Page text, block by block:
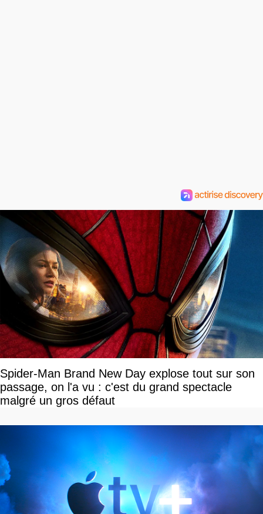
Spider-Man Brand New Day explose tout sur son
passage, on l'a vu : c'est du grand spectacle
malgré un gros défaut